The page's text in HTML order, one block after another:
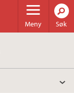
Meny Søk